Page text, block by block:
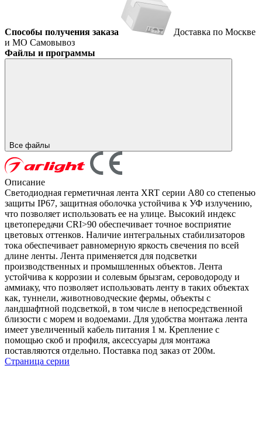
Способы получения заказа
Доставка по Москве
и МО Самовывоз
Файлы и программы
Все файлы
Описание
Светодиодная герметичная лента XRT серии A80 со степенью
защиты IP67, защитная оболочка устойчива к УФ излучению,
что позволяет использовать ее на улице. Высокий индекс
цветопередачи CRI>90 обеспечивает точное восприятие
цветовых оттенков. Наличие интегральных стабилизаторов
тока обеспечивает равномерную яркость свечения по всей
длине ленты. Лента применяется для подсветки
производственных и промышленных объектов. Лента
устойчива к коррозии и солевым брызгам, сероводороду и
аммиаку, что позволяет использовать ленту в таких объектах
как, туннели, животноводческие фермы, объекты с
ландшафтной подсветкой, в том числе в непосредственной
близости с морем и водоемами. Для удобства монтажа лента
имеет увеличенный кабель питания 1 м. Крепление с
помощью скоб и профиля, аксессуары для монтажа
поставляются отдельно. Поставка под заказ от 200м.
Страница серии